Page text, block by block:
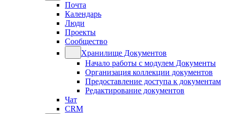
Почта
Календарь
Люди
Проекты
Сообщество
Хранилище Документов
Начало работы с модулем Документы
Организация коллекции документов
Предоставление доступа к документам
Редактирование документов
Чат
CRM